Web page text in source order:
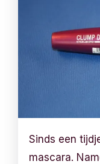
Sinds een
mascara.